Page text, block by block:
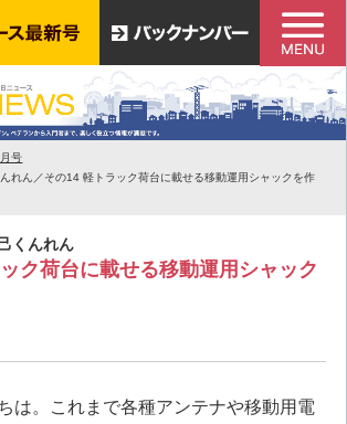
号
れん／その14 軽トラック荷台に載せる移動運用シャックを作
くんれん
ク荷台に載せる移動運用シャック
は。これまで各種アンテナや移動用電